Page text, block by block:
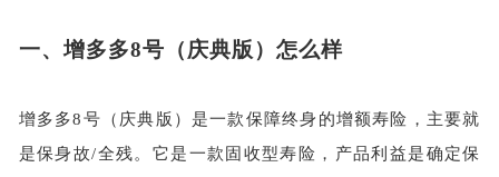
一、增多多8号（庆典版）怎么样
增多多8号（庆典版）是一款保障终身的增额寿险，主要就
是保身故/全残。它是一款固收型寿险，产品利益是确定保